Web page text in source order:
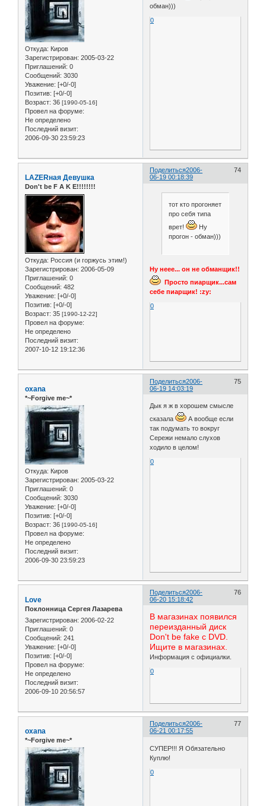
Откуда: Киров
Зарегистрирован: 2005-03-22
Приглашений: 0
Сообщений: 3030
Уважение: [+0/-0]
Позитив: [+0/-0]
Возраст: 36 [1990-05-16]
Провел на форуме:
Не определено
Последний визит:
2006-09-30 23:59:23
обман)))
0
Поделиться 74
2006-
06-19 00:18:39
LAZERная Девушка
Don't be F A K E!!!!!!!!
Откуда: Россия (и горжусь этим!)
Зарегистрирован: 2006-05-09
Приглашений: 0
Сообщений: 482
Уважение: [+0/-0]
Позитив: [+0/-0]
Возраст: 35 [1990-12-22]
Провел на форуме:
Не определено
Последний визит:
2007-10-12 19:12:36
тот кто прогоняет
про себя типа
врет!
Ну
прогон - обман)))
Ну неее... он не обманщик!!
Просто пиарщик...сам
себе пиарщик! :zy:
0
Поделиться 75
2006-
06-19 14:03:19
oxana
*~Forgive me~*
Откуда: Киров
Зарегистрирован: 2005-03-22
Приглашений: 0
Сообщений: 3030
Уважение: [+0/-0]
Позитив: [+0/-0]
Возраст: 36 [1990-05-16]
Провел на форуме:
Не определено
Последний визит:
2006-09-30 23:59:23
Дык я ж в хорошем смысле
сказала
А вообще если
так подумать то вокруг
Сережи немало слухов
ходило в целом!
0
Поделиться 76
2006-
06-20 15:18:42
Love
Поклонница Сергея Лазарева
Зарегистрирован: 2006-02-22
Приглашений: 0
Сообщений: 241
Уважение: [+0/-0]
Позитив: [+0/-0]
Провел на форуме:
Не определено
Последний визит:
2006-09-10 20:56:57
В магазинах появился
переизданный диск
Don't be fake с DVD.
Ищите в магазинах.
Информация с официалки.
0
Поделиться 77
2006-
06-21 00:17:55
oxana
*~Forgive me~*
СУПЕР!!! Я Обязательно
Куплю!
0